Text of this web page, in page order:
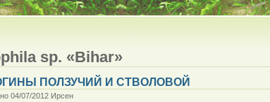
sp. «Bihar»
ПОЛЗУЧИЙ И СТВОЛОВОЙ
04/07/2012 Ирсен